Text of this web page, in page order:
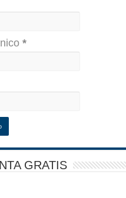
*
GRATIS